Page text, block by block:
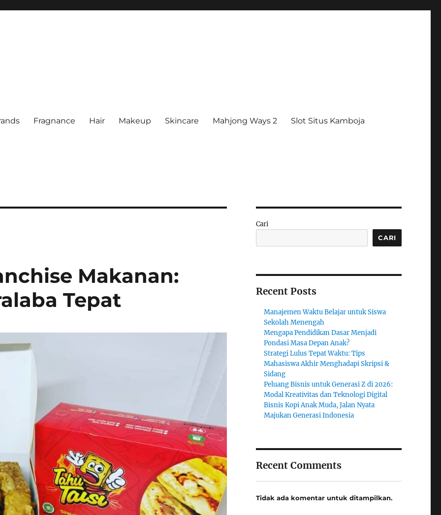
Fragnance Hair Makeup Skincare Mahjong Ways 2 Slot Situs Kamboja
Makanan:
Tepat
Cari
CARI
Recent Posts
Manajemen Waktu Belajar untuk Siswa
Sekolah Menengah
Mengapa Pendidikan Dasar Menjadi
Pondasi Masa Depan Anak?
Strategi Lulus Tepat Waktu: Tips
Mahasiswa Akhir Menghadapi Skripsi &
Sidang
Peluang Bisnis untuk Generasi Z di 2026:
Modal Kreativitas dan Teknologi Digital
Bisnis Kopi Anak Muda, Jalan Nyata
Majukan Generasi Indonesia
Recent Comments
Tidak ada komentar untuk ditampilkan.